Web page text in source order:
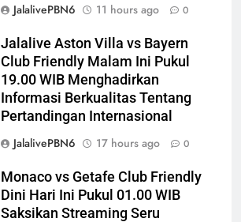
JalalivePBN6
11 hours ago 0
Jalalive Aston Villa vs Bayern
Club Friendly Malam Ini Pukul
19.00 WIB Menghadirkan
Informasi Berkualitas Tentang
Pertandingan Internasional
JalalivePBN6
17 hours ago 0
Monaco vs Getafe Club Friendly
Dini Hari Ini Pukul 01.00 WIB
Saksikan Streaming Seru